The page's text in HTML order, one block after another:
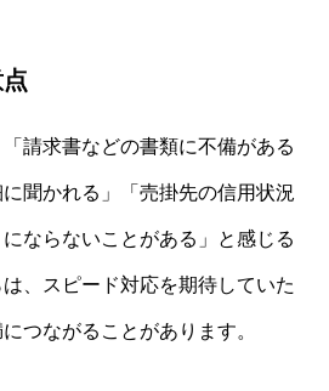
請求書などの書類に不備がある
聞かれる」「売掛先の信用状況
ならないことがある」と感じる
、スピード対応を期待していた
つながることがあります。